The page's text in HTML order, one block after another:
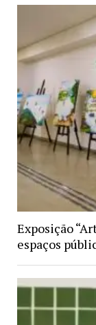
Exposição
espaços